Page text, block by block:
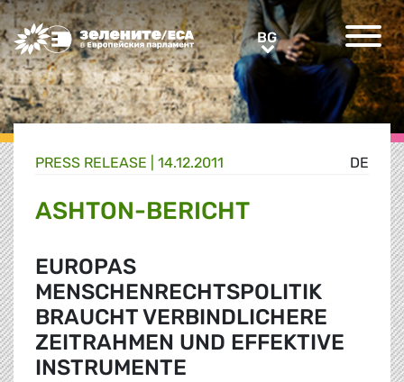
Greens/EFA Home BGBG
DE
PRESS RELEASE | 14.12.2011
ASHTON-BERICHT
EUROPAS
MENSCHENRECHTSPOLITIK
BRAUCHT VERBINDLICHERE
ZEITRAHMEN UND EFFEKTIVE
INSTRUMENTE